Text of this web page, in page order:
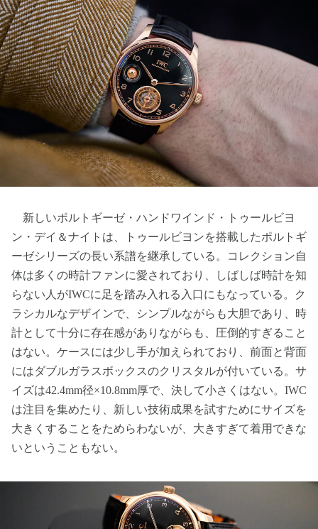
新しいポルトギーゼ・ハンドワインド・トゥールビヨ
ン・デイ＆ナイトは、トゥールビヨンを搭載したポルトギ
ーゼシリーズの長い系譜を継承している。コレクション自
体は多くの時計ファンに愛されており、しばしば時計を知
らない人がIWCに足を踏み入れる入口にもなっている。ク
ラシカルなデザインで、シンプルながらも大胆であり、時
計として十分に存在感がありながらも、圧倒的すぎること
はない。ケースには少し手が加えられており、前面と背面
にはダブルガラスボックスのクリスタルが付いている。サ
イズは42.4mm径×10.8mm厚で、決して小さくはない。IWC
は注目を集めたり、新しい技術成果を試すためにサイズを
大きくすることをためらわないが、大きすぎて着用できな
いということもない。